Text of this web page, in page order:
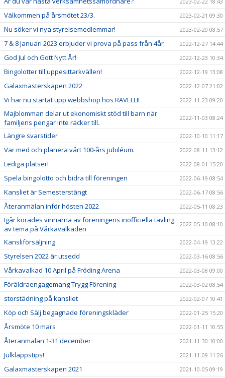
Välkommen på årsmötet 23/3. 2023-02-21 09:30
Nu söker vi nya styrelsemedlemmar! 2023-02-20 08:57
7 & 8 Januari 2023 erbjuder vi prova på pass från 4år 2022-12-27 14:44
God Jul och Gott Nytt År! 2022-12-23 10:34
Bingolotter till uppesittarkvällen! 2022-12-19 13:08
Galaxmästerskapen 2022 2022-12-07 21:02
Vi har nu startat upp webbshop hos RAVELLI! 2022-11-23 09:20
Majblomman delar ut ekonomiskt stöd till barn när
familjens pengar inte räcker till.
2022-11-03 08:24
Längre svarstider 2022-10-10 11:17
Var med och planera vårt 100-års jubiléum. 2022-08-11 13:12
Lediga platser! 2022-08-01 15:20
Spela bingolotto och bidra till föreningen 2022-06-19 08:54
Kansliet är Semesterstängt 2022-06-17 08:56
Återanmälan inför hösten 2022 2022-05-11 08:23
Igår korades vinnarna av föreningens inofficiella tävling
av tema på Vårkavalkaden
2022-05-10 08:10
Kansliförsäljning 2022-04-19 13:22
Styrelsen 2022 är utsedd 2022-03-16 08:56
Vårkavalkad 10 April på Fröding Arena 2022-03-08 09:00
Föräldraengagemang Trygg Förening 2022-03-02 08:54
storstädning på kansliet 2022-02-07 10:41
Köp och Sälj begagnade föreningskläder 2022-01-25 15:20
Årsmöte 10 mars 2022-01-11 10:55
Återanmälan 1-31 december 2021-11-30 10:00
Julklappstips! 2021-11-09 11:26
Galaxmästerskapen 2021 2021-10-05 09:19